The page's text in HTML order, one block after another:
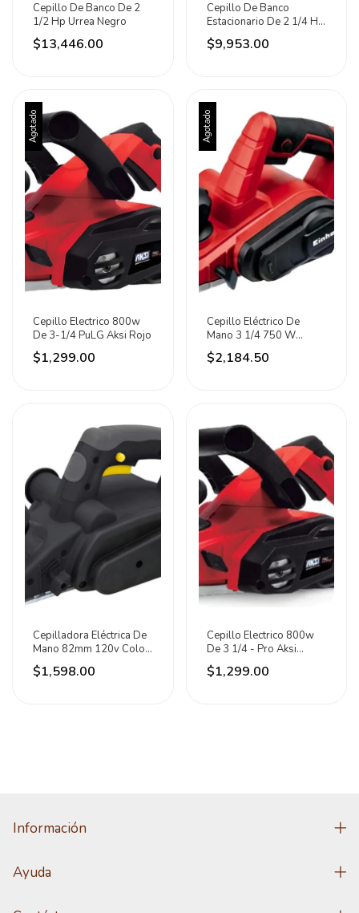
Cepillo De Banco De 2
1/2 Hp Urrea Negro
$13,446.00
Cepillo De Banco
Estacionario De 2 1/4 Hp
Surtek Negro
$9,953.00
Agotado
Cepillo Electrico 800w
De 3-1/4 PuLG Aksi Rojo
$1,299.00
Agotado
Cepillo Eléctrico De
Mano 3 1/4 750 W
Einhell Rojo
$2,184.50
Cepilladora Eléctrica De
Mano 82mm 120v Color
Negro Surtek
$1,598.00
Cepillo Electrico 800w
De 3 1/4 - Pro Aksi
Modelo 190571 Color
Rojo
$1,299.00
Información
Ayuda